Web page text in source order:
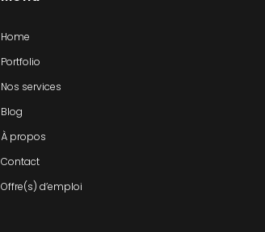
Home
Portfolio
Nos services
Blog
À propos
Contact
Offre(s) d’emploi